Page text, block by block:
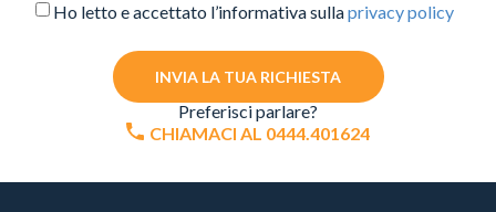
Ho letto e accettato l’informativa sullaprivacy policy
INVIA LA TUA RICHIESTA
Preferisci parlare?
CHIAMACI AL 0444.401624